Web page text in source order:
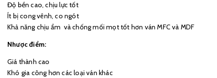
Độ bền cao, chịu lực tốt
Ít bị cong vênh, co ngót
Khả năng chịu ẩm và chống mối mọt tốt hơn ván MFC và MDF
Nhược điểm:
Giá thành cao
Khó gia công hơn các loại ván khác